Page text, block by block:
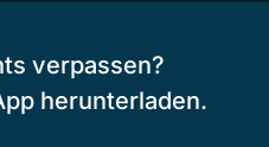
verpassen?
herunterladen.